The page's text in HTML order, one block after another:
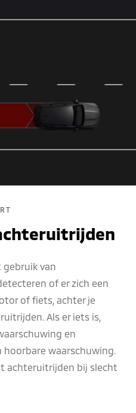
gebruik van
of er zich een
of fiets, achter je
Als er iets is,
en
hoorbare waarschuwing.
achteruitrijden bij slecht